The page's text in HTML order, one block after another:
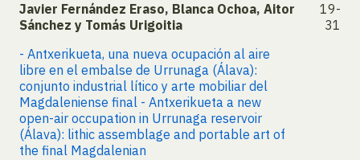
Javier Fernández Eraso, Blanca Ochoa, Aitor
Sánchez y Tomás Urigoitia
- Antxerikueta, una nueva ocupación al aire
libre en el embalse de Urrunaga (Álava):
conjunto industrial lítico y arte mobiliar del
Magdaleniense final - Antxerikueta a new
open-air occupation in Urrunaga reservoir
(Álava): lithic assemblage and portable art of
the final Magdalenian
19-
31